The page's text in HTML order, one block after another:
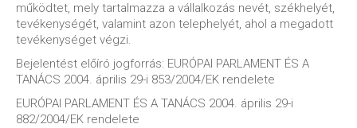
működtet, mely tartalmazza a vállalkozás nevét, székhelyét,
tevékenységét, valamint azon telephelyét, ahol a megadott
tevékenységet végzi.
Bejelentést előíró jogforrás: EURÓPAI PARLAMENT ÉS A
TANÁCS 2004. április 29-i 853/2004/EK rendelete
EURÓPAI PARLAMENT ÉS A TANÁCS 2004. április 29-i
882/2004/EK rendelete